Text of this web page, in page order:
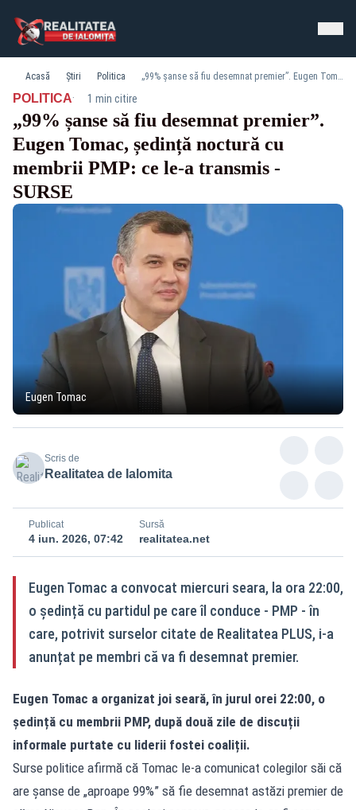
Acasă Știri Politica „99% șanse să fiu desemnat premier”. Eugen Tomac, ședință noctură cu membrii PMP: ce le-a transmis - SURSE
POLITICA· 1 min citire
„99% șanse să fiu desemnat premier”.
Eugen Tomac, ședință noctură cu
membrii PMP: ce le-a transmis -
SURSE
Eugen Tomac
Scris de
Realitatea de Ialomita
Publicat
4 iun. 2026, 07:42
Sursă
realitatea.net
Eugen Tomac a convocat miercuri seara, la ora 22:00,
o ședință cu partidul pe care îl conduce - PMP - în
care, potrivit surselor citate de Realitatea PLUS, i-a
anunțat pe membri că va fi desemnat premier.
Eugen Tomac a organizat joi seară, în jurul orei 22:00, o
ședință cu membrii PMP, după două zile de discuții
informale purtate cu liderii fostei coaliții.
Surse politice afirmă că Tomac le-a comunicat colegilor săi că
are șanse de „aproape 99%” să fie desemnat astăzi premier de